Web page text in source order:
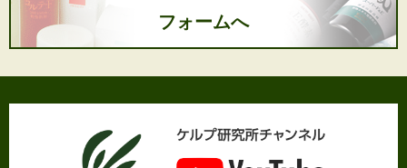
フォームへ